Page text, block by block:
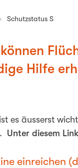
Schutzstatus S
Hilfe
es äusserst
Unter diesem
einreichen